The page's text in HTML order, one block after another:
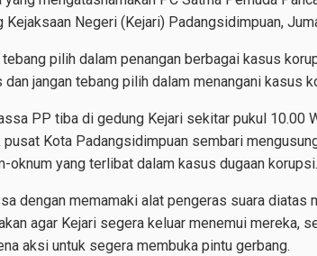
Kejaksaan Negeri (Kejari) Padangsidimpuan,
pilih dalam penangan berbagai kasus
jangan tebang pilih dalam menangani kasus
PP tiba di gedung Kejari sekitar pukul 10.00
pusat Kota Padangsidimpuan sembari
oknum yang terlibat dalam kasus dugaan korupsi.
dengan memamaki alat pengeras suara diatas
agar Kejari segera keluar menemui mereka,
aksi untuk segera membuka pintu gerbang.